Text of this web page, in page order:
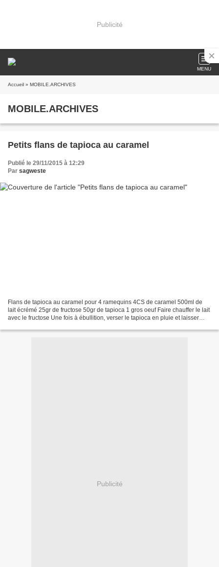
Publicité
MENU
Accueil » MOBILE.ARCHIVES
MOBILE.ARCHIVES
Petits flans de tapioca au caramel
Publié le 29/11/2015 à 12:29
Par sagweste
Flans de tapioca au caramel pour 4 ramequins 4CS de caramel 500ml de
lait écrémé 25gr de fructose 50gr de tapioca 1 gros oeuf Faire chauffer le lait
avec le fructose Une fois à ébullition, verser le tapioca en pluie et laisser
Publicité